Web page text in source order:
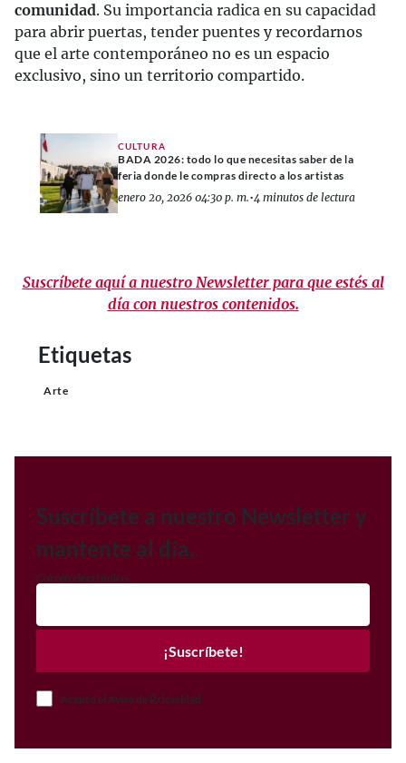
comunidad. Su importancia radica en su capacidad
para abrir puertas, tender puentes y recordarnos
que el arte contemporáneo no es un espacio
exclusivo, sino un territorio compartido.
CULTURA
BADA 2026: todo lo que necesitas saber de la
feria donde le compras directo a los artistas
enero 20, 2026 04:30 p. m.•4 minutos de lectura
Suscríbete aquí a nuestro Newsletter para que estés al
día con nuestros contenidos.
Etiquetas
Arte
Suscríbete a nuestro Newsletter y
mantente al día.
Correo electrónico
¡Suscríbete!
Acepto el Aviso de Privacidad